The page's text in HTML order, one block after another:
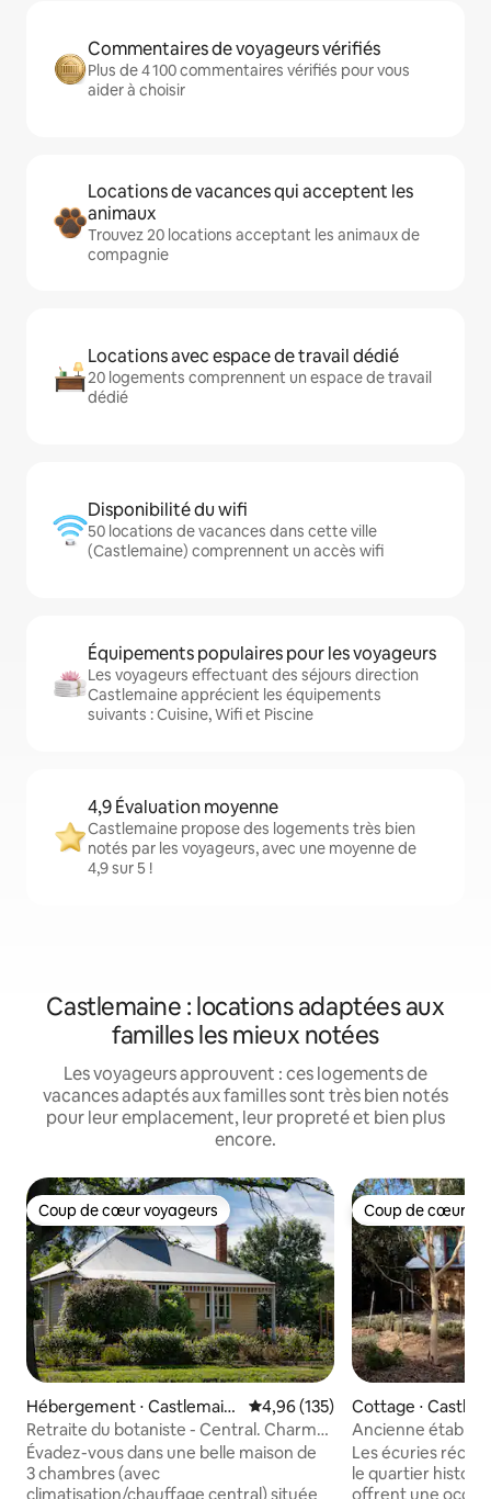
Commentaires de voyageurs vérifiés
Plus de 4 100 commentaires vérifiés pour vous
aider à choisir
Locations de vacances qui acceptent les
animaux
Trouvez 20 locations acceptant les animaux de
compagnie
Locations avec espace de travail dédié
20 logements comprennent un espace de travail
dédié
Disponibilité du wifi
50 locations de vacances dans cette ville
(Castlemaine) comprennent un accès wifi
Équipements populaires pour les voyageurs
Les voyageurs effectuant des séjours direction
Castlemaine apprécient les équipements
suivants : Cuisine, Wifi et Piscine
4,9 Évaluation moyenne
Castlemaine propose des logements très bien
notés par les voyageurs, avec une moyenne de
4,9 sur 5 !
Castlemaine : locations adaptées aux
familles les mieux notées
Les voyageurs approuvent : ces logements de
vacances adaptés aux familles sont très bien notés
pour leur emplacement, leur propreté et bien plus
encore.
Coup de cœur voyageurs
Coup de cœur voyageurs
Hébergement ⋅ Castlemain
e
Évaluation moyenne sur la
4,96 (135)
Retraite du botaniste - Central. Charme
d'époque.
Évadez-vous dans une belle maison de
3 chambres (avec
climatisation/chauffage central) située
Coup de cœur
Coup de cœur
Cottage ⋅
Ancienne étable
campagne
Les écuries
le quartier
offrent une